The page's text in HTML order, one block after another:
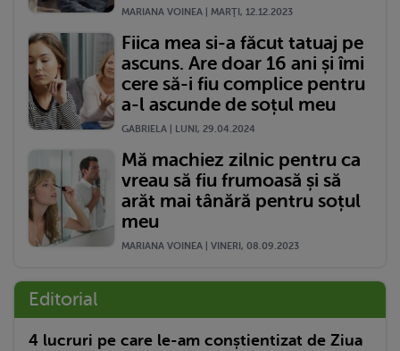
MARIANA VOINEA | MARŢI, 12.12.2023
Fiica mea si-a făcut tatuaj pe
ascuns. Are doar 16 ani și îmi
cere să-i fiu complice pentru
a-l ascunde de soțul meu
GABRIELA | LUNI, 29.04.2024
Mă machiez zilnic pentru ca
vreau să fiu frumoasă și să
arăt mai tânără pentru soțul
meu
MARIANA VOINEA | VINERI, 08.09.2023
Editorial
4 lucruri pe care le-am conștientizat de Ziua